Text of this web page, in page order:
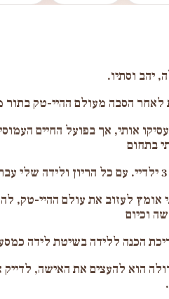
יהב וסתיו.
לאחר הסבה מעולם ההיי-טק
אותי, אך בפועל החיים
בתחום
לעזוב את עולם ההיי-טק,
וכיום
הכנה ללידה בשיטת לידה
הוא להעצים את האישה, לדייק